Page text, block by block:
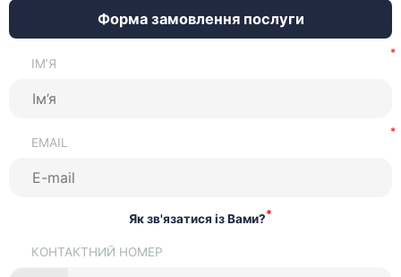
Форма замовлення послуги
ІМ’Я
EMAIL
Як зв'язатися із Вами?*
КОНТАКТНИЙ НОМЕР